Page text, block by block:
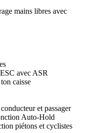
mains libres avec
avec ASR
caisse
et passager
Auto-Hold
piétons et cyclistes